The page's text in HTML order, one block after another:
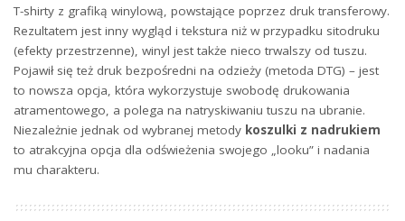
T-shirty z grafiką winylową, powstające poprzez druk transferowy.
Rezultatem jest inny wygląd i tekstura niż w przypadku sitodruku
(efekty przestrzenne), winyl jest także nieco trwalszy od tuszu.
Pojawił się też druk bezpośredni na odzieży (metoda DTG) – jest
to nowsza opcja, która wykorzystuje swobodę drukowania
atramentowego, a polega na natryskiwaniu tuszu na ubranie.
Niezależnie jednak od wybranej metody koszulki z nadrukiem
to atrakcyjna opcja dla odświeżenia swojego „looku” i nadania
mu charakteru.